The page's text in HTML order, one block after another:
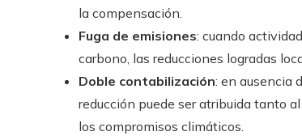
la compensación.
Fuga de emisiones: cuando
carbono, las reducciones logradas
Doble contabilización: en ausencia
reducción puede ser atribuida tanto
los compromisos climáticos.